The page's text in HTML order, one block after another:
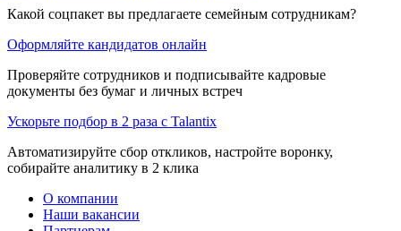
Какой соцпакет вы предлагаете семейным сотрудникам?
Оформляйте кандидатов онлайн
Проверяйте сотрудников и подписывайте кадровые
документы без бумаг и личных встреч
Ускорьте подбор в 2 раза с Talantix
Автоматизируйте сбор откликов, настройте воронку,
собирайте аналитику в 2 клика
О компании
Наши вакансии